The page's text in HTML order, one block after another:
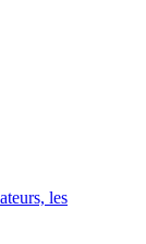
les